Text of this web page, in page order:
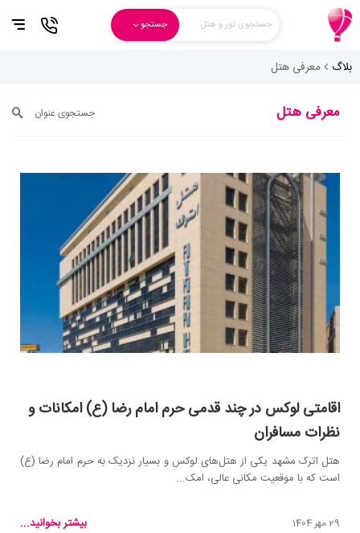
جستجوی تور و هتل جستجو
بلاگ معرفی هتل
معرفی هتل جستجوی عنوان
اقامتی لوکس در چند قدمی حرم امام رضا (ع) امکانات و
نظرات مسافران
هتل اترک مشهد یکی از هتل‌های لوکس و بسیار نزدیک به حرم امام رضا (ع)
است که با موقعیت مکانی عالی، امک...
29 مهر 1404 بیشتر بخوانید...